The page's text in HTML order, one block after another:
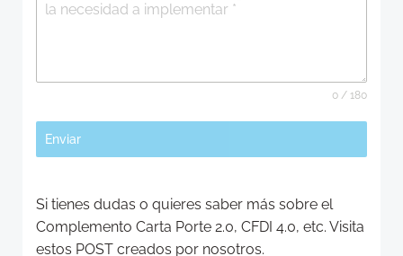
la necesidad a implementar *
0 / 180
Enviar
Si tienes dudas o quieres saber más sobre el
Complemento Carta Porte 2.0, CFDI 4.0, etc. Visita
estos POST creados por nosotros.